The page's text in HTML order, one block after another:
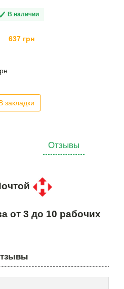
В наличии
637 грн
закладки
Отзывы
от 3 до 10 рабочих